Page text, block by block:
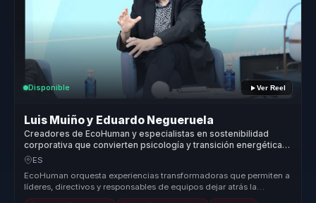
Disponible Ver Reel
Luis Muiño y Eduardo Negueruela
Creadores de EcoHuman y especialistas en sostenibilidad
corporativa que convierten psicología y transición energética
en acción climática para organizaciones.
ES
EcoHuman orquesta experiencias transformadoras que permiten a
líderes, directivos y responsables de equipos dejar atrás la
desalineación ...